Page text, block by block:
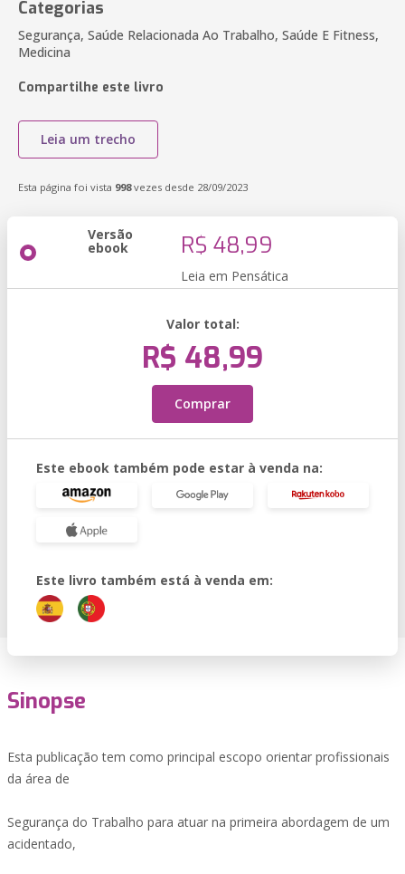
Categorias
Segurança, Saúde Relacionada Ao Trabalho, Saúde E Fitness,
Medicina
Compartilhe este livro
Leia um trecho
Esta página foi vista 998vezes desde 28/09/2023
Versão
ebook R$ 48,99
Leia em Pensática
Valor total:
R$ 48,99
Comprar
Este ebook também pode estar à venda na:
Este livro também está à venda em:
Sinopse
Esta publicação tem como principal escopo orientar profissionais
da área de
Segurança do Trabalho para atuar na primeira abordagem de um
acidentado,